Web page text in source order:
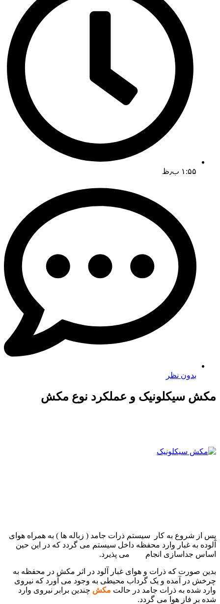
۱:۵۵ ب٫ظ
بدون نظر
مکش سیکلونیک و عملکرد نوع مکش
پس از شروع به کار سیستم ذرات جامد ( زباله ها ) به همراه هوای
آلوده به غبار وارد محفظه داخل سیستم می گردد که در این حین
اساس جداسازی انجام می پذیرد.
بدین صورت که ذرات و هوای غبار آلود در اثر مکش در محفظه به
چرخش در آمده و یک گرداب محیطی به وجود می آورد که نیروی
وارد شده به ذرات جامد در حالت مکش چندین برابر نیروی وارد
شده بر فاز هوا می گردد.